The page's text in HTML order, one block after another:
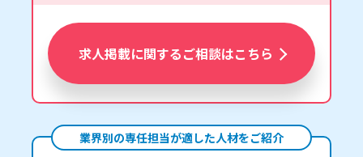
求人掲載に関するご相談はこちら
業界別の専任担当が適した人材をご紹介